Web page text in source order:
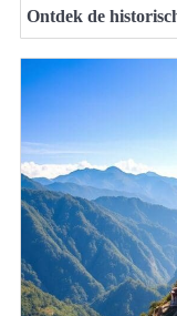
Ontdek de